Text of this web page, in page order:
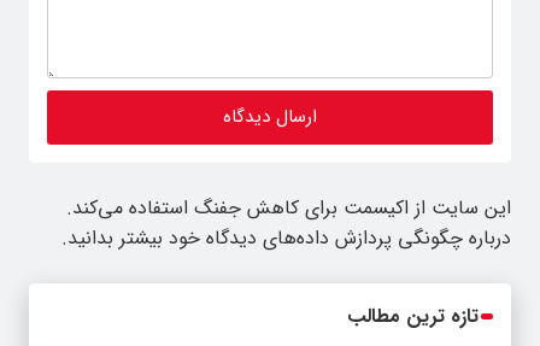
این سایت از اکیسمت برای کاهش جفنگ استفاده می‌کند.
درباره چگونگی پردازش داده‌های دیدگاه خود بیشتر بدانید.
تازه ترین مطالب